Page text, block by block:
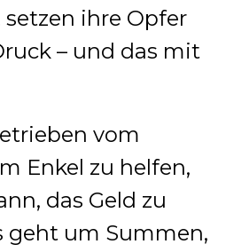
ihre Opfer
– und das mit
vom
Enkel zu helfen,
das Geld zu
geht um Summen,